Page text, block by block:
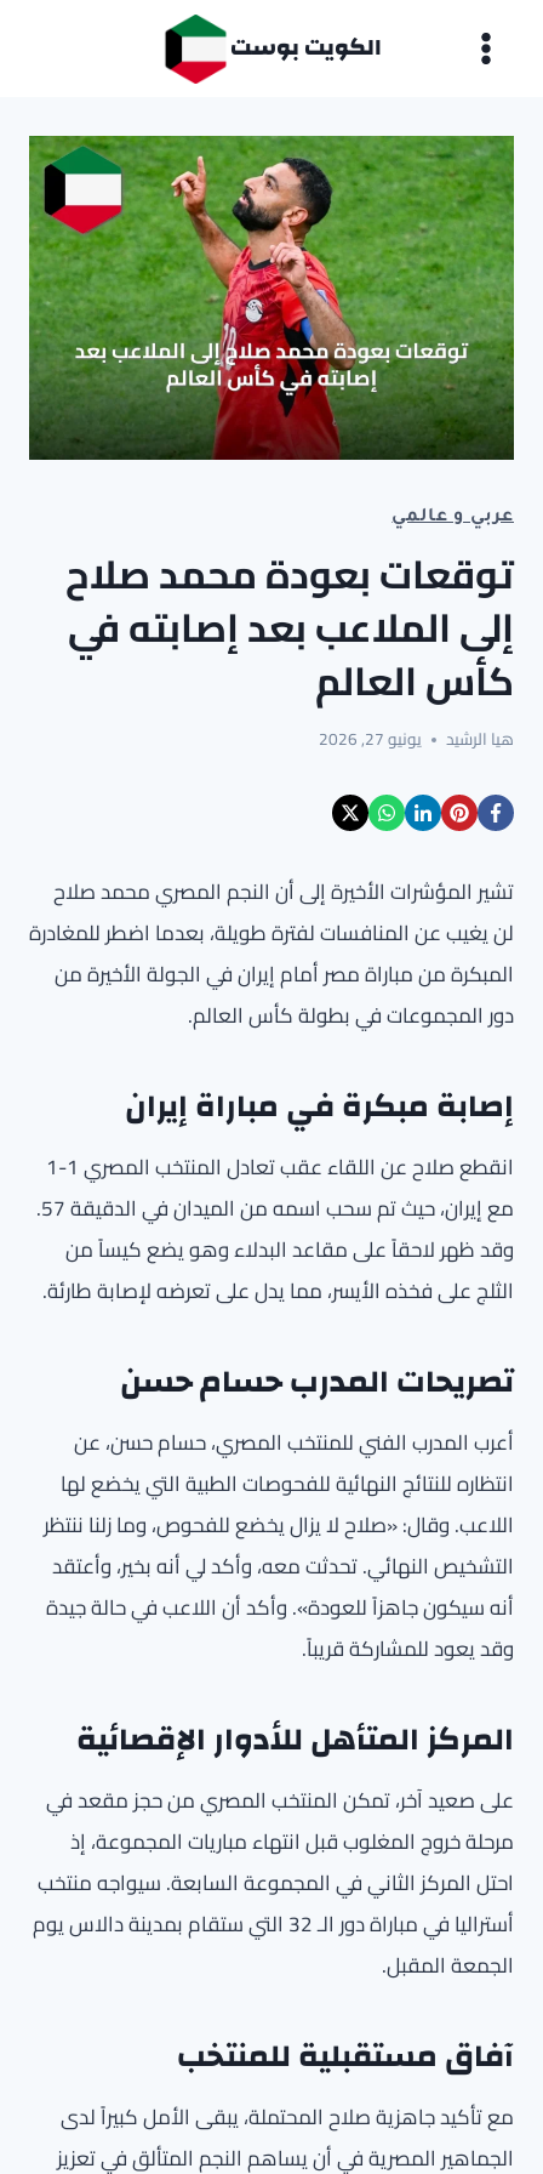
الكويت بوست
عربي و عالمي
توقعات بعودة محمد صلاح
إلى الملاعب بعد إصابته في
كأس العالم
هيا الرشيد يونيو 27, 2026
تشير المؤشرات الأخيرة إلى أن النجم المصري محمد صلاح
لن يغيب عن المنافسات لفترة طويلة، بعدما اضطر للمغادرة
المبكرة من مباراة مصر أمام إيران في الجولة الأخيرة من
دور المجموعات في بطولة كأس العالم.
إصابة مبكرة في مباراة إيران
انقطع صلاح عن اللقاء عقب تعادل المنتخب المصري 1-1
مع إيران، حيث تم سحب اسمه من الميدان في الدقيقة 57.
وقد ظهر لاحقاً على مقاعد البدلاء وهو يضع كيساً من
الثلج على فخذه الأيسر، مما يدل على تعرضه لإصابة طارئة.
تصريحات المدرب حسام حسن
أعرب المدرب الفني للمنتخب المصري، حسام حسن، عن
انتظاره للنتائج النهائية للفحوصات الطبية التي يخضع لها
اللاعب. وقال: «صلاح لا يزال يخضع للفحوص، وما زلنا ننتظر
التشخيص النهائي. تحدثت معه، وأكد لي أنه بخير، وأعتقد
أنه سيكون جاهزاً للعودة». وأكد أن اللاعب في حالة جيدة
وقد يعود للمشاركة قريباً.
المركز المتأهل للأدوار الإقصائية
على صعيد آخر، تمكن المنتخب المصري من حجز مقعد في
مرحلة خروج المغلوب قبل انتهاء مباريات المجموعة، إذ
احتل المركز الثاني في المجموعة السابعة. سيواجه منتخب
أستراليا في مباراة دور الـ 32 التي ستقام بمدينة دالاس يوم
الجمعة المقبل.
آفاق مستقبلية للمنتخب
مع تأكيد جاهزية صلاح المحتملة، يبقى الأمل كبيراً لدى
الجماهير المصرية في أن يساهم النجم المتألق في تعزيز